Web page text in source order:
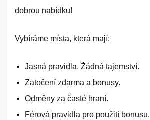
dobrou nabídku!
Vybíráme místa, která mají:
Jasná pravidla. Žádná tajemství.
Zatočení zdarma a bonusy.
Odměny za časté hraní.
Férová pravidla pro použití bonusu.